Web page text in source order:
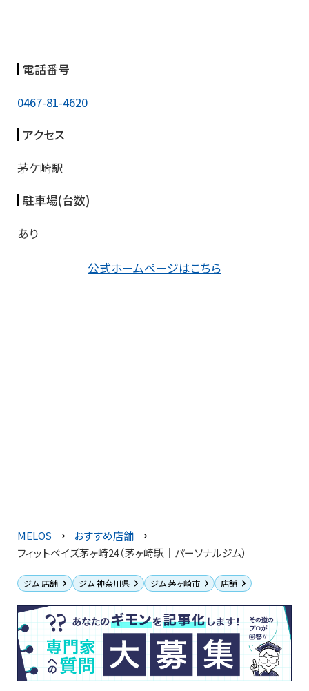
電話番号
0467-81-4620
アクセス
茅ケ崎駅
駐車場(台数)
あり
公式ホームページはこちら
MELOS
おすすめ店舗
フィットベイズ茅ヶ崎24（茅ヶ崎駅｜パーソナルジム）
ジム 店舗 ジム 神奈川県 ジム 茅ヶ崎市 店舗